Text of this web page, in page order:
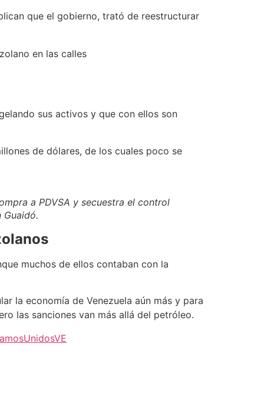
que el gobierno, trató de reestructurar
en las calles
sus activos y que con ellos son
de dólares, de los cuales poco se
a PDVSA y secuestra el control
muchos de ellos contaban con la
la economía de Venezuela aún más y para
las sanciones van más allá del petróleo.